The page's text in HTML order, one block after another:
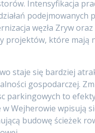
Intensyfikacja
podejmowanych
węzła Zryw
projektów, które mają
staje się bardziej
gospodarczej.
parkingowych to
Wejherowie wpisują
budowę ścieżek